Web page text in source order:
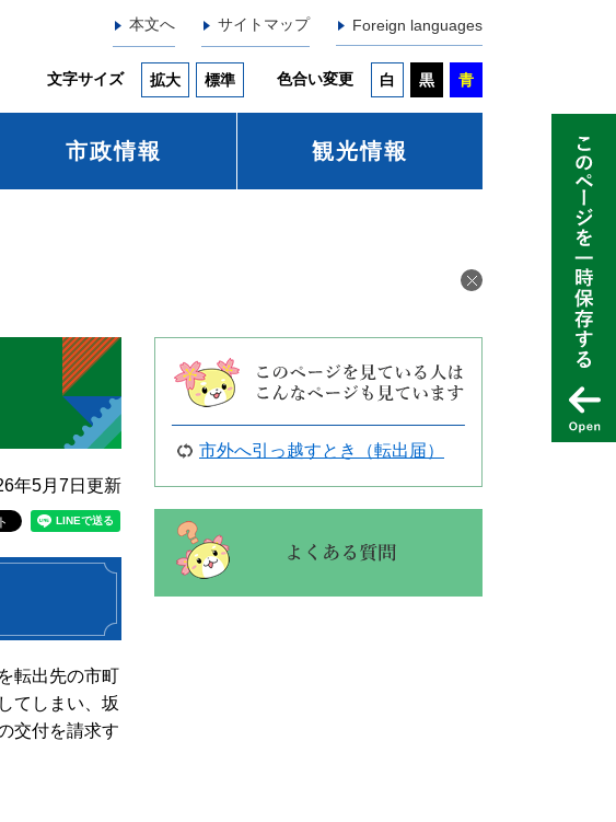
本文へ サイトマップ Foreign languages
文字サイズ 拡大 標準 色合い変更 白 黒 青
市政情報 観光情報
年5月7日更新
転出先の市町
てしまい、坂
交付を請求す
市外へ引っ越すとき（転出届）